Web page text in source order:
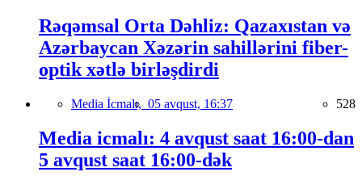
Rəqəmsal Orta Dəhliz: Qazaxıstan və
Azərbaycan Xəzərin sahillərini fiber-
optik xətlə birləşdirdi
Media İcmalı, 05 avqust, 16:37 528
Media icmalı: 4 avqust saat 16:00-dan
5 avqust saat 16:00-dək